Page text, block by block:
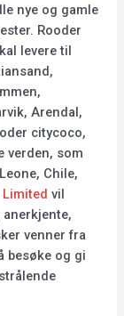
nye og gamle
Rooder
levere til
Arendal,
citycoco,
verden, som
Chile,
vil
venner fra
besøke og gi